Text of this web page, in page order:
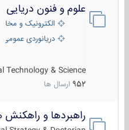
علوم و فنون دریایی
الکترونیک و
دریانوردی عمومی
Technology & Science
952 ارسال ها
راهبردها و راهکنش